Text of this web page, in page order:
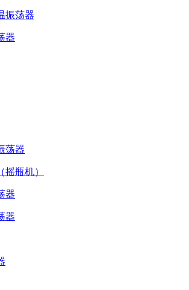
振荡器
器
荡器
瓶机）
器
器